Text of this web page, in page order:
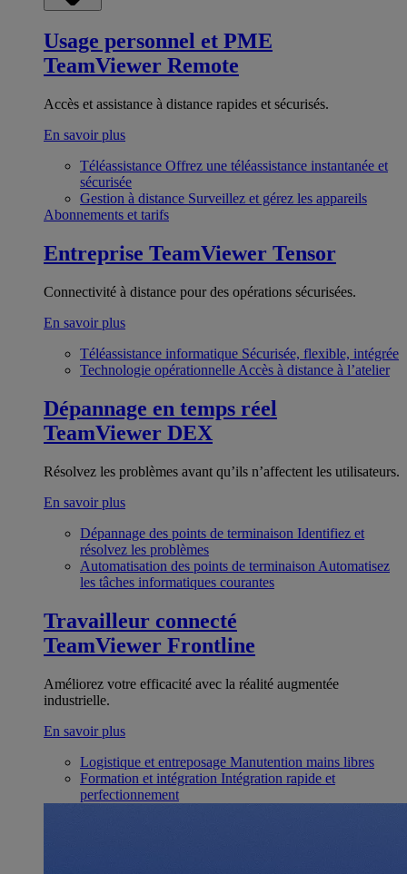
Usage personnel et PME
TeamViewer Remote
Accès et assistance à distance rapides et sécurisés.
En savoir plus
Téléassistance Offrez une téléassistance instantanée et
sécurisée
Gestion à distance Surveillez et gérez les appareils
Abonnements et tarifs
Entreprise TeamViewer Tensor
Connectivité à distance pour des opérations sécurisées.
En savoir plus
Téléassistance informatique Sécurisée, flexible, intégrée
Technologie opérationnelle Accès à distance à l’atelier
Dépannage en temps réel
TeamViewer DEX
Résolvez les problèmes avant qu’ils n’affectent les utilisateurs.
En savoir plus
Dépannage des points de terminaison Identifiez et
résolvez les problèmes
Automatisation des points de terminaison Automatisez
les tâches informatiques courantes
Travailleur connecté
TeamViewer Frontline
Améliorez votre efficacité avec la réalité augmentée
industrielle.
En savoir plus
Logistique et entreposage Manutention mains libres
Formation et intégration Intégration rapide et
perfectionnement